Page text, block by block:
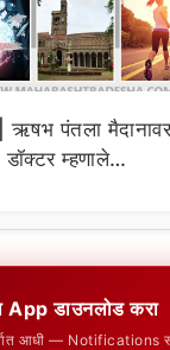
पंतला मैदानावर
डॉक्टर म्हणाले…
App डाउनलोड करा
आधी — Notifications